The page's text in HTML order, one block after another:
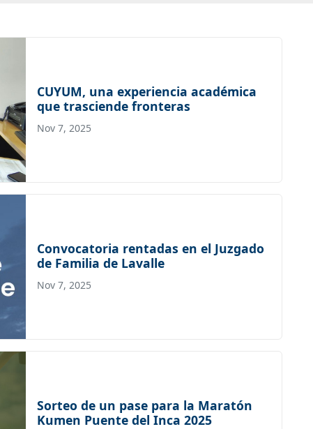
CUYUM, una experiencia académica
que trasciende fronteras
Nov 7, 2025
Convocatoria rentadas en el Juzgado
de Familia de Lavalle
Nov 7, 2025
Sorteo de un pase para la Maratón
Kumen Puente del Inca 2025